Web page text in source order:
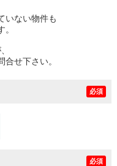
いない物件も
せ下さい。
必須
必須